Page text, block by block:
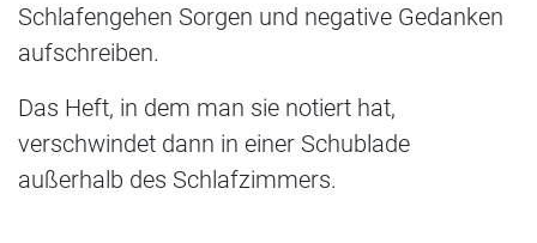
Schlafengehen Sorgen und negative Gedanken
aufschreiben.
Das Heft, in dem man sie notiert hat,
verschwindet dann in einer Schublade
außerhalb des Schlafzimmers.